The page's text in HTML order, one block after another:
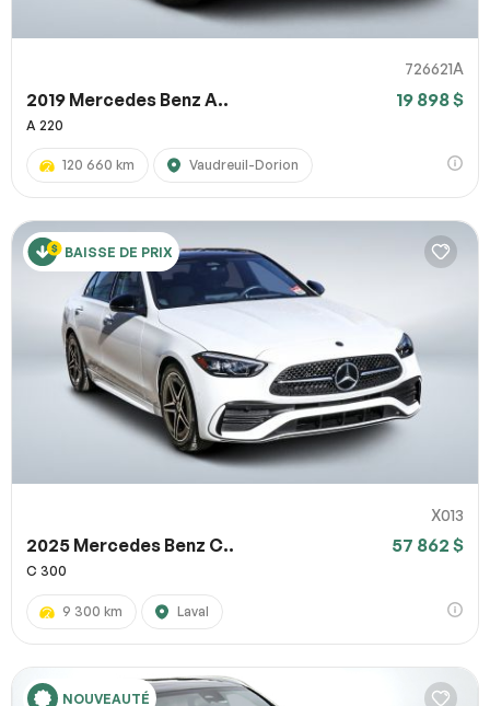
726621A
2019 Mercedes Benz A.. 19 898 $
A 220
120 660 km Vaudreuil-Dorion
BAISSE DE PRIX
X013
2025 Mercedes Benz C.. 57 862 $
C 300
9 300 km Laval
NOUVEAUTÉ